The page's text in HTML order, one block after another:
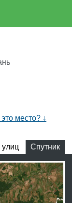
место? ↓
улиц Спутник